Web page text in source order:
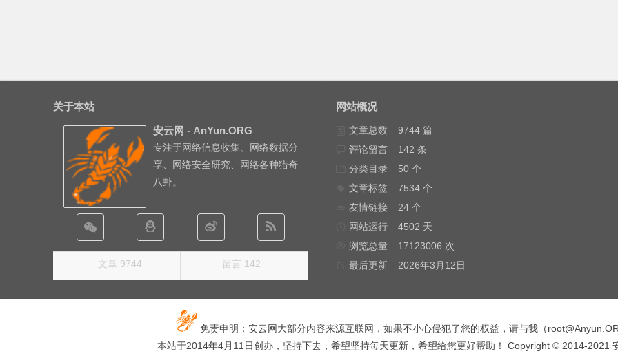
关于本站
安云网 - AnYun.ORG
专注于网络信息收集、网络数据分
享、网络安全研究、网络各种猎奇
八卦。
文章 9744 留言 142
网站概况
文章总数
9744 篇
评论留言
142 条
分类目录
50 个
文章标签
7534 个
友情链接
24 个
网站运行
4502 天
浏览总量
17123006 次
最后更新
2026年3月12日
免责申明：安云网大部分内容来源互联网，如果不小心侵犯了您的权益，请与我（
本站于2014年4月11日创办，坚持下去，希望坚持每天更新，希望给您更好帮助！ Copyright © 2014-2021